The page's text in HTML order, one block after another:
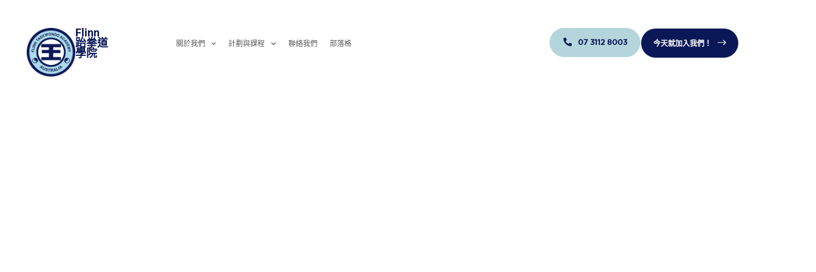
Flinn
跆拳道
學院
關於我們 計劃與課程 聯絡我們 部落格 07 3112 8003 今天就加入我們！